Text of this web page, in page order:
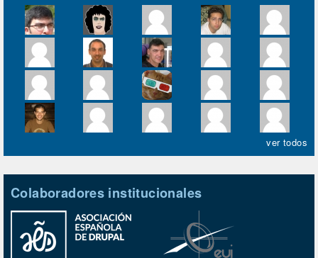
ver todos
Colaboradores institucionales